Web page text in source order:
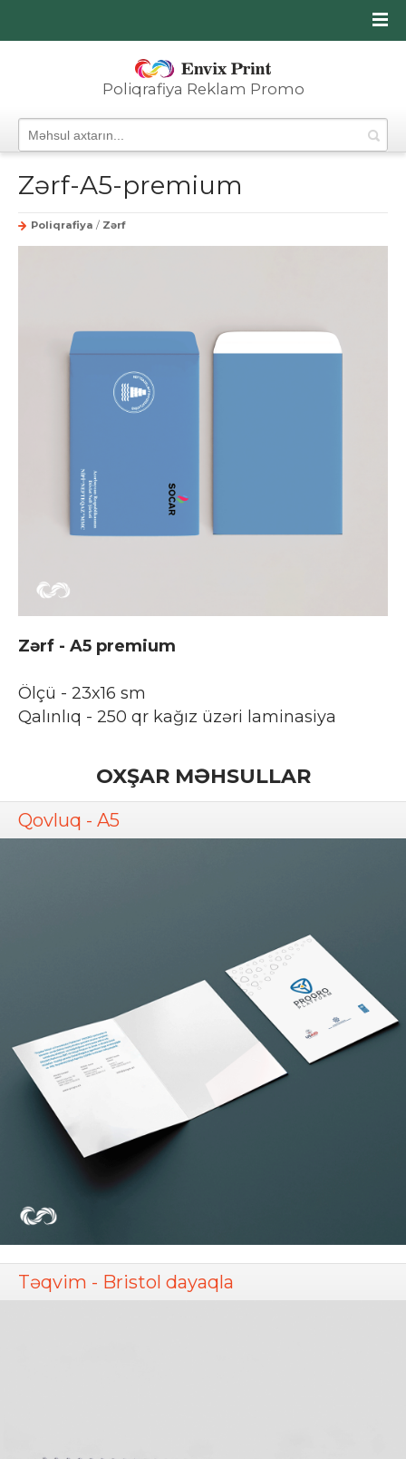
Poliqrafiya Reklam Promo
Zərf-A5-premium
Poliqrafiya / Zərf
Zərf - A5 premium
Ölçü - 23x16 sm
Qalınlıq - 250 qr kağız üzəri laminasiya
OXŞAR MƏHSULLAR
Qovluq - A5
Təqvim - Bristol dayaqla